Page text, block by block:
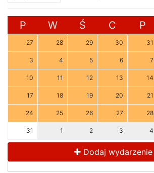
P W Ś C P
27 28 29 30 31
3 4 5 6 7
10 11 12 13 14
17 18 19 20 21
24 25 26 27 28
31 1 2 3 4
Dodaj wydarzenie